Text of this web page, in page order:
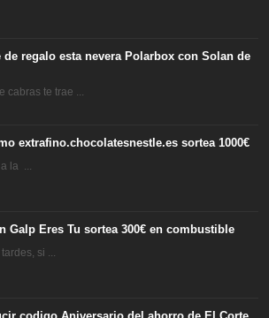
de regalo esta nevera Polarbox con Solan de
cabras te trae ...
extrafino.chocolatesnestle.es sortea 1000€
la ...
Galp Eres Tu sortea 300€ en combustible
si ...